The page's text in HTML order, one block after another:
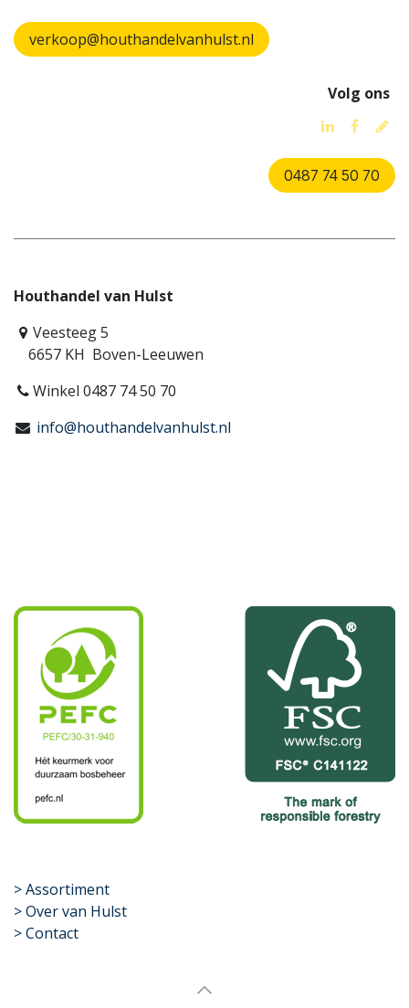
verkoop@houthandelvanhulst.nl
Volg ons
0487 74 50 70
Houthandel van Hulst
Veesteeg 5
6657 KH Boven-Leeuwen
Winkel 0487 74 50 70
info@houthandelvanhulst.nl
​>Assortiment
> Over van Hulst
> Contact